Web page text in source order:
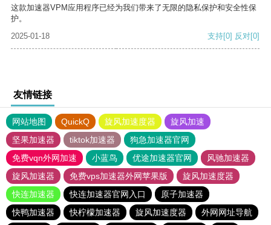
这款加速器VPM应用程序已经为我们带来了无限的隐私保护和安全性保
护。
2025-01-18
支持[0] 反对[0]
友情链接
网站地图 QuickQ 旋风加速度器
旋风加速
坚果加速器
tiktok加速器
狗急加速器官网
免费vqn外网加速
小蓝鸟 优途加速器官网
风驰加速器
旋风加速器
免费vps加速器外网苹果版
旋风加速度器
快连加速器
快连加速器官网入口
原子加速器
快鸭加速器
快柠檬加速器 旋风加速度器
外网网址导航